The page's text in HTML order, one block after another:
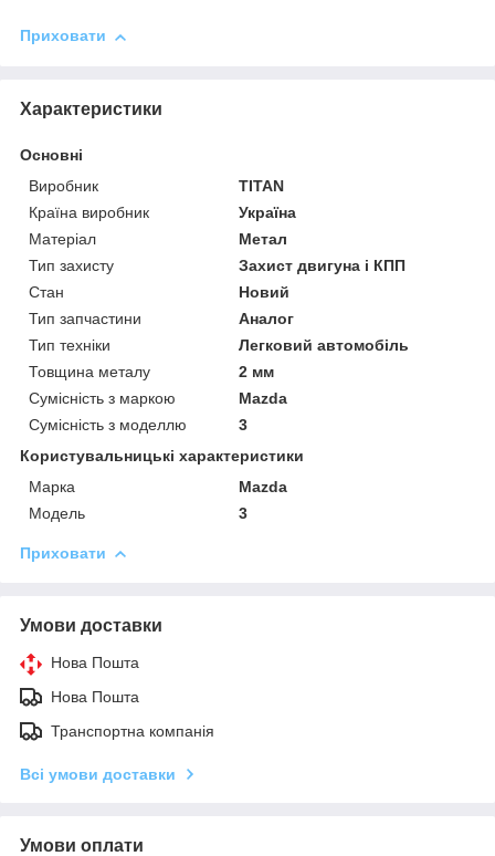
Приховати
Характеристики
Основні
Виробник
TITAN
Країна виробник
Україна
Матеріал
Метал
Тип захисту
Захист двигуна і КПП
Стан
Новий
Тип запчастини
Аналог
Тип техніки
Легковий автомобіль
Товщина металу
2 мм
Сумісність з маркою
Mazda
Сумісність з моделлю
3
Користувальницькі характеристики
Марка
Mazda
Модель
3
Приховати
Умови доставки
Нова Пошта
Нова Пошта
Транспортна компанія
Всі умови доставки
Умови оплати